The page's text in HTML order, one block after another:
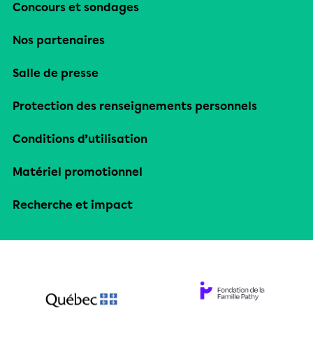
Concours et sondages
Nos partenaires
Salle de presse
Protection des renseignements personnels
Conditions d’utilisation
Matériel promotionnel
Recherche et impact